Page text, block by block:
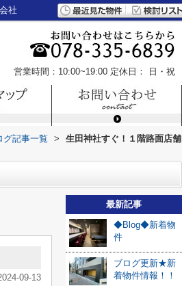
社
営業時間：10:00~19:00 定休日： 日・祝
グ記事一覧 >
生田神社すぐ！１階路面店舗
09-13
最新記事
◆Blog◆新着物
件
ブログ更新★新
着物件情報！！